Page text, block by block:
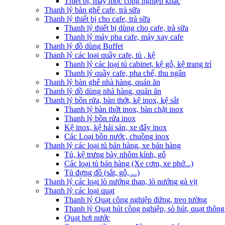
Thanh lý bàn ghế cafe, trà sữa
Thanh lý thiết bị cho cafe, trà sữa
Thanh lý thiết bị dùng cho cafe, trà sữa
Thanh lý máy pha cafe, máy xay cafe
Thanh lý đồ dùng Buffet
Thanh lý các loại quầy cafe, tủ , kệ
Thanh lý các loại tủ cabinet, kệ gỗ, kệ trang trí
Thanh lý quầy cafe, pha chế, thu ngân
Thanh lý bàn ghế nhà hàng, quán ăn
Thanh lý đồ dùng nhà hàng, quán ăn
Thanh lý bồn rửa, bàn thớt, kệ inox, kệ sắt
Thanh lý bàn thớt inox, bàn chặt inox
Thanh lý bồn rửa inox
Kệ inox, kệ hải sản, xe đẩy inox
Các Loại bồn nước, chuồng inox
Thanh lý các loại tủ bán hàng, xe bán hàng
Tủ, kệ trưng bày nhôm kính, gổ
Các loại tủ bán hàng (Xe cơm, xe phở...)
Tủ đựng đồ (sắt, gỗ, ...)
Thanh lý các loại lò nướng than, lò nướng gà vịt
Thanh lý các loại quạt
Thanh lý Quạt công nghiệp đứng, treo tường
Thanh lý Quạt hút công nghiệp, sò hút, quạt
Quạt hơi nước